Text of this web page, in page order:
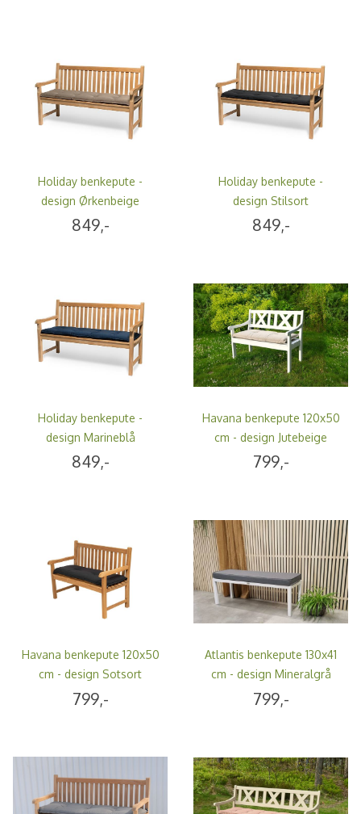
Holiday benkepute -
design Ørkenbeige
849,-
Holiday benkepute -
design Stilsort
849,-
Holiday benkepute -
design Marineblå
849,-
Havana benkepute 120x50
cm - design Jutebeige
799,-
Havana benkepute 120x50
cm - design Sotsort
799,-
Atlantis benkepute 130x41
cm - design Mineralgrå
799,-